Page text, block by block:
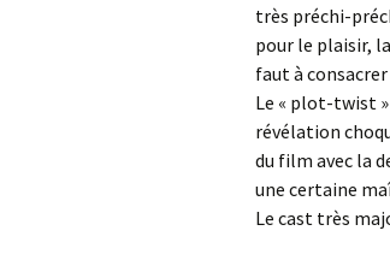
très préchi-
pour le plaisir,
faut à consacrer
Le « plot-twist
révélation
du film avec la
une certaine
Le cast très